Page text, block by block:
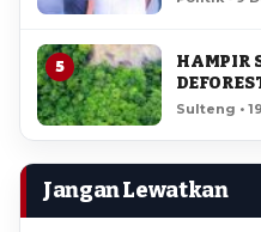
5
HAMPIR
LORE
Sulteng •
Jangan Lewatkan